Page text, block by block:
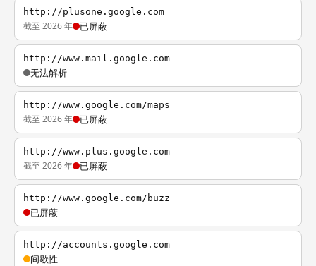
http://plusone.google.com
截至 2026 年 已屏蔽
http://www.mail.google.com
无法解析
http://www.google.com/maps
截至 2026 年 已屏蔽
http://www.plus.google.com
截至 2026 年 已屏蔽
http://www.google.com/buzz
已屏蔽
http://accounts.google.com
间歇性